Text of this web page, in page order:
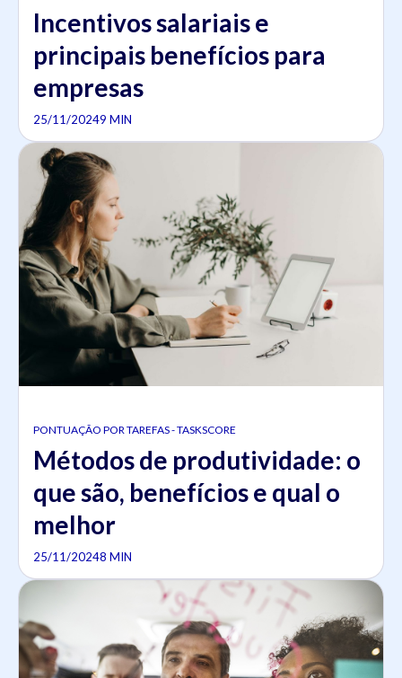
Incentivos salariais e
principais benefícios para
empresas
25/11/20249 MIN
PONTUAÇÃO POR TAREFAS - TASKSCORE
Métodos de produtividade: o
que são, benefícios e qual o
melhor
25/11/20248 MIN